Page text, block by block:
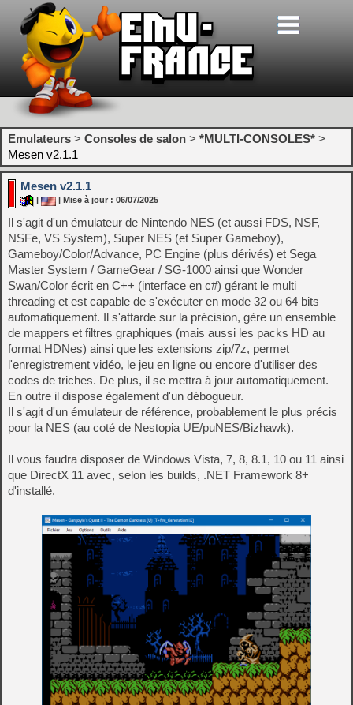
Emulateurs > Consoles de salon > *MULTI-CONSOLES* >
Mesen v2.1.1
Mesen v2.1.1
| Mise à jour : 06/07/2025
Il s'agit d'un émulateur de Nintendo NES (et aussi FDS, NSF,
NSFe, VS System), Super NES (et Super Gameboy),
Gameboy/Color/Advance, PC Engine (plus dérivés) et Sega
Master System / GameGear / SG-1000 ainsi que Wonder
Swan/Color écrit en C++ (interface en c#) gérant le multi
threading et est capable de s'exécuter en mode 32 ou 64 bits
automatiquement. Il s'attarde sur la précision, gère un ensemble
de mappers et filtres graphiques (mais aussi les packs HD au
format HDNes) ainsi que les extensions zip/7z, permet
l'enregistrement vidéo, le jeu en ligne ou encore d'utiliser des
codes de triches. De plus, il se mettra à jour automatiquement.
En outre il dispose également d'un débogueur.
Il s'agit d'un émulateur de référence, probablement le plus précis
pour la NES (au coté de Nestopia UE/puNES/Bizhawk).
Il vous faudra disposer de Windows Vista, 7, 8, 8.1, 10 ou 11 ainsi
que DirectX 11 avec, selon les builds, .NET Framework 8+
d'installé.